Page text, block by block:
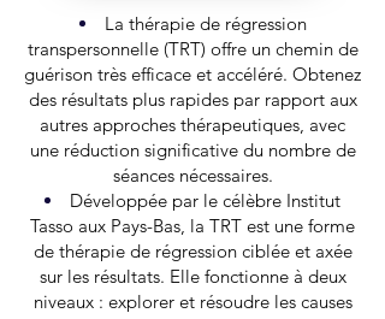
La thérapie de régression
transpersonnelle (TRT) offre un chemin de
guérison très efficace et accéléré. Obtenez
des résultats plus rapides par rapport aux
autres approches thérapeutiques, avec
une réduction significative du nombre de
séances nécessaires.
Développée par le célèbre Institut
Tasso aux Pays-Bas, la TRT est une forme
de thérapie de régression ciblée et axée
sur les résultats. Elle fonctionne à deux
niveaux : explorer et résoudre les causes